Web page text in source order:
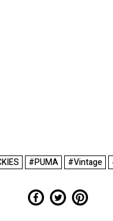
#PUMA #Vintage